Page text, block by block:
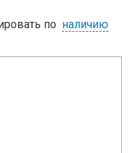
по наличию